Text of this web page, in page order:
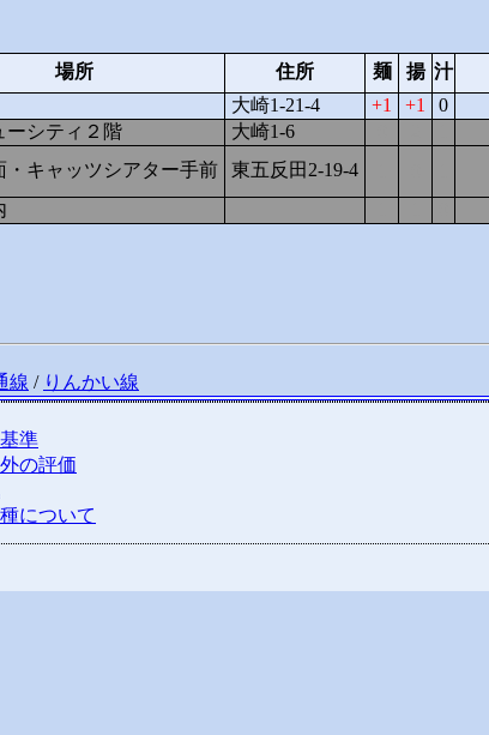
場所 住所 麺 揚 汁
大崎1-21-4 1 1 0
ーシティ２階 大崎1-6
・キャッツシアター手前 東五反田2-19-4
線 / りんかい線
準
の評価
について